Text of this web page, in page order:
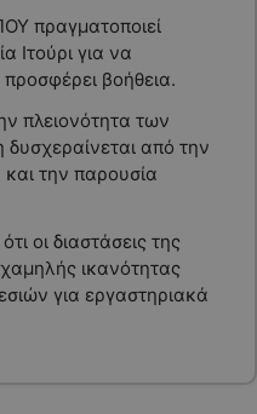
πραγματοποιεί
Ιτούρι για να
βοήθεια.
πλειονότητα των
από την
την παρουσία
οι διαστάσεις της
ικανότητας
για εργαστηριακά